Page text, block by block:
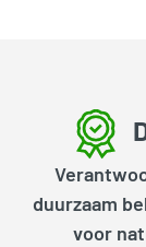
duurzaam
voor